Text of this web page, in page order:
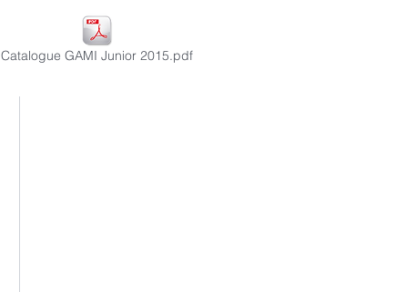
Catalogue GAMI Junior 2015.pdf